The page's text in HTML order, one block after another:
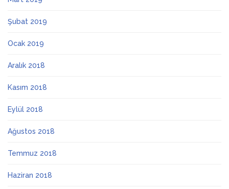
Şubat 2019
Ocak 2019
Aralık 2018
Kasım 2018
Eylül 2018
Ağustos 2018
Temmuz 2018
Haziran 2018